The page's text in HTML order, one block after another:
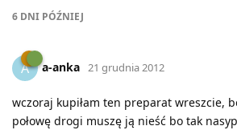
6 DNI PÓŹNIEJ
A a-anka 21 grudnia 2012
wczoraj kupiłam ten preparat wreszcie,
połowę drogi muszę ją nieść bo tak